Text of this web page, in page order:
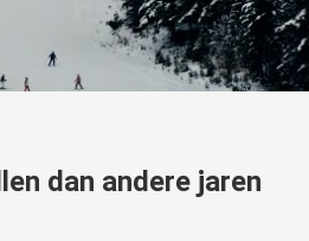
dan andere jaren